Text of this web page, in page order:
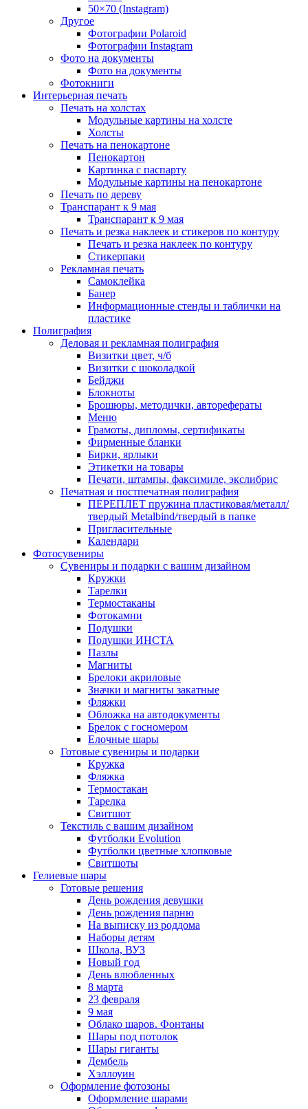
50×70 (Instagram)
Другое
Фотографии Polaroid
Фотографии Instagram
Фото на документы
Фото на документы
Фотокниги
Интерьерная печать
Печать на холстах
Модульные картины на холсте
Холсты
Печать на пенокартоне
Пенокартон
Картинка с паспарту
Модульные картины на пенокартоне
Печать по дереву
Транспарант к 9 мая
Транспарант к 9 мая
Печать и резка наклеек и стикеров по контуру
Печать и резка наклеек по контуру
Стикерпаки
Рекламная печать
Самоклейка
Банер
Информационные стенды и таблички на
пластике
Полиграфия
Деловая и рекламная полиграфия
Визитки цвет, ч/б
Визитки с шоколадкой
Бейджи
Блокноты
Брошюры, методички, авторефераты
Меню
Грамоты, дипломы, сертификаты
Фирменные бланки
Бирки, ярлыки
Этикетки на товары
Печати, штампы, факсимиле, экслибрис
Печатная и постпечатная полиграфия
ПЕРЕПЛЕТ пружина пластиковая/металл/
твердый Metalbind/твердый в папке
Пригласительные
Календари
Фотосувениры
Сувениры и подарки с вашим дизайном
Кружки
Тарелки
Термостаканы
Фотокамни
Подушки
Подушки ИНСТА
Пазлы
Магниты
Брелоки акриловые
Значки и магниты закатные
Фляжки
Обложка на автодокументы
Брелок с госномером
Елочные шары
Готовые сувениры и подарки
Кружка
Фляжка
Термостакан
Тарелка
Свитшот
Текстиль с вашим дизайном
Футболки Evolution
Футболки цветные хлопковые
Свитшоты
Гелиевые шары
Готовые решения
День рождения девушки
День рождения парню
На выписку из роддома
Наборы детям
Школа, ВУЗ
Новый год
День влюбленных
8 марта
23 февраля
9 мая
Облако шаров. Фонтаны
Шары под потолок
Шары гиганты
Дембель
Хэллоуин
Оформление фотозоны
Оформление шарами